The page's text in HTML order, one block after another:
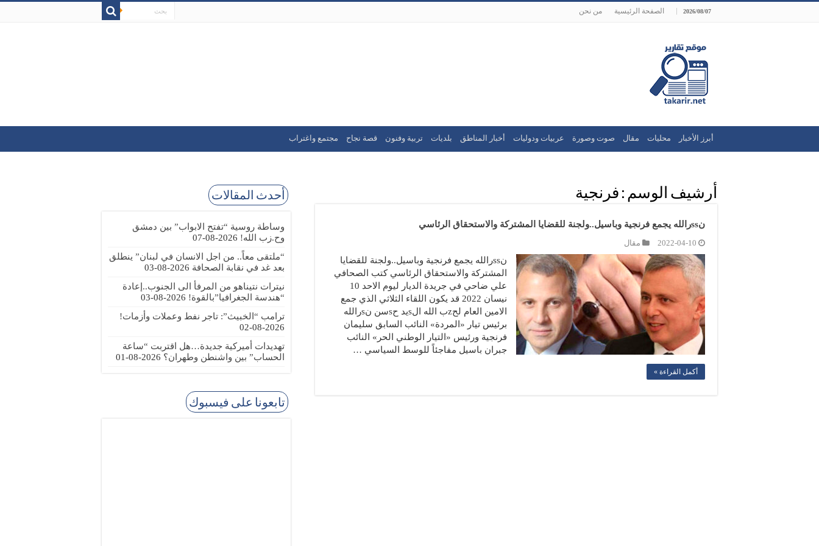
2026/08/07 الصفحة الرئيسية من نحن
أبرز الأخبار محليات مقال صوت وصورة عربيات ودوليات أخبار المناطق بلديات تربية وفنون قصة نجاح مجتمع واغتراب
أرشيف الوسم : فرنجية
نssرالله يجمع فرنجية وباسيل..ولجنة للقضايا المشتركة والاستحقاق الرئاسي
2022-04-10 مقال
نssرالله يجمع فرنجية وباسيل..ولجنة للقضايا
المشتركة والاستحقاق الرئاسي كتب الصحافي
علي ضاحي في جريدة الديار ليوم الاحد 10
نيسان 2022 قد يكون اللقاء الثلاثي الذي جمع
الامين العام لحzب الله الsيد حsسن نsرالله
برئيس تيار «المردة» النائب السابق سليمان
فرنجية ورئيس «التيار الوطني الحر» النائب
جبران باسيل مفاجئاً للوسط السياسي …
أكمل القراءة »
أحدث المقالات
وساطة روسية “تفتح الابواب” بين دمشق
وح.زب الله! 2026-08-07
“ملتقى معاً.. من اجل الانسان في لبنان” ينطلق
بعد غد في نقابة الصحافة 2026-08-03
نيترات نتيناهو من المرفأ الى الجنوب..إعادة
“هندسة الجغرافيا”بالقوة! 2026-08-03
ترامب “الخبيث”: تاجر نفط وعملات وأزمات!
2026-08-02
تهديدات أميركية جديدة…هل اقتربت “ساعة
الحساب” بين واشنطن وطهران؟ 2026-08-01
تابعونا على فيسبوك